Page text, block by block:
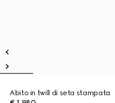
Abito in twill di seta stampata